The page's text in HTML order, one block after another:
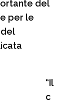
del
per le
“Il
c